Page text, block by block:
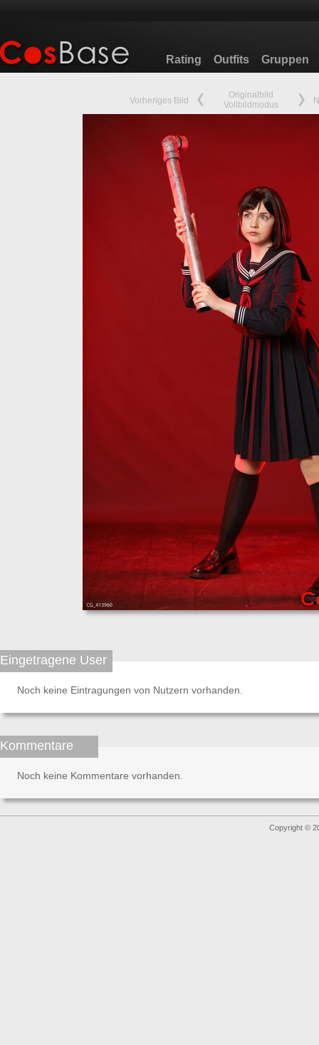
Rating Outfits Gruppen
Vorheriges Bild
Originalbild
Vollbildmodus
Eingetragene User
Noch keine Eintragungen von Nutzern vorhanden.
Kommentare
Noch keine Kommentare vorhanden.
Copyright ©